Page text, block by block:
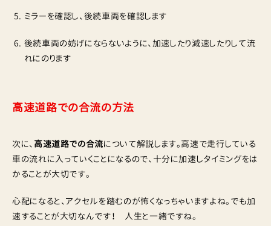
ミラーを確認し、後続車両を確認します
後続車両の妨げにならないように、加速したり減速したりして流
れにのります
高速道路での合流の方法
次に、 高速道路での合流について解説します。高速で走行している
車の流れに入っていくことになるので、十分に加速しタイミングをは
かることが大切です。
心配になると、アクセルを踏むのが怖くなっちゃいますよね。でも加
速することが大切なんです！ 人生と一緒ですね。